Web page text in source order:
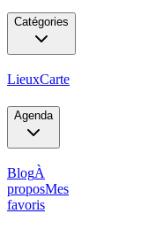
Catégories
LieuxCarte
Agenda
BlogÀ
proposMes
favoris